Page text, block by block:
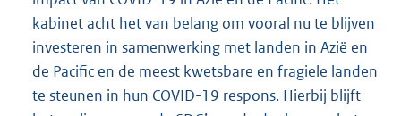
kabinet acht het van belang om vooral nu te blijven
investeren in samenwerking met landen in Azië en
de Pacific en de meest kwetsbare en fragiele landen
te steunen in hun COVID-19 respons. Hierbij blijft